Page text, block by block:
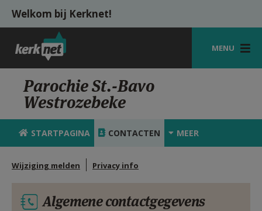
Overslaan en naar de inhoud gaan
Welkom bij Kerknet!
MENU
STARTPAGINA
KERK
VIERINGEN
HULP
Parochie St.-Bavo
Westrozebeke
STARTPAGINA CONTACTEN MEER
Wijziging melden Privacy info
Algemene contactgegevens